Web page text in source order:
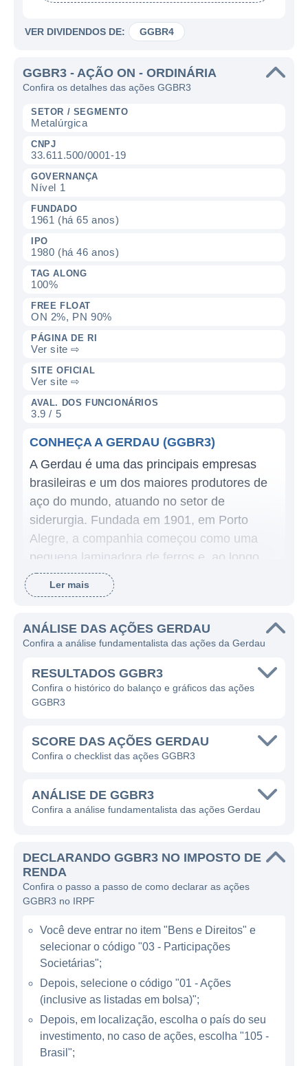
VER DIVIDENDOS DE: GGBR4
GGBR3 - AÇÃO ON - ORDINÁRIA
Confira os detalhes das ações GGBR3
SETOR / SEGMENTO
Metalúrgica
CNPJ
33.611.500/0001-19
GOVERNANÇA
Nível 1
FUNDADO
1961 (há 65 anos)
IPO
1980 (há 46 anos)
TAG ALONG
100%
FREE FLOAT
ON 2%, PN 90%
PÁGINA DE RI
Ver site ⇨
SITE OFICIAL
Ver site ⇨
AVAL. DOS FUNCIONÁRIOS
3.9 / 5
CONHEÇA A GERDAU (GGBR3)
A Gerdau é uma das principais empresas
brasileiras e um dos maiores produtores de
aço do mundo, atuando no setor de
siderurgia. Fundada em 1901, em Porto
Alegre, a companhia começou como uma
pequena laminadora de ferros e, ao longo
dos anos, expandiu suas operações e se
transformou em uma gigante do setor
produção de aço, mas também em
processos de reciclagem de sucata metálica,
contribuindo para a sustentabilidade e
eficiência do uso de recursos.
produzindo uma ampla gama de produtos,
incluindo vergalhões, fio-máquina, aços
para diferentes setores, como construção
civil, automotivo, energético e mineração. A
à demanda de clientes variados ao redor do
mundo.
ATUAÇÃO DA GERDAU
A Gerdau possui operações em vários
países, sendo que a maior parte de sua
produção e venda ocorre no Brasil. A
empresa está presente também em outros
países da América Latina, Estados Unidos e
Europa. A estratégia global da Gerdau é
Ler mais
ANÁLISE DAS AÇÕES GERDAU
Confira a análise fundamentalista das ações da Gerdau
RESULTADOS GGBR3
Confira o histórico do balanço e gráficos das ações
GGBR3
SCORE DAS AÇÕES GERDAU
Confira o checklist das ações GGBR3
ANÁLISE DE GGBR3
Confira a análise fundamentalista das ações Gerdau
DECLARANDO GGBR3 NO IMPOSTO DE
RENDA
Confira o passo a passo de como declarar as ações
GGBR3 no IRPF
Você deve entrar no item "Bens e Direitos" e
selecionar o código "03 - Participações
Societárias";
Depois, selecione o código "01 - Ações
(inclusive as listadas em bolsa)";
Depois, em localização, escolha o país do seu
investimento, no caso de ações, escolha "105 -
Brasil";